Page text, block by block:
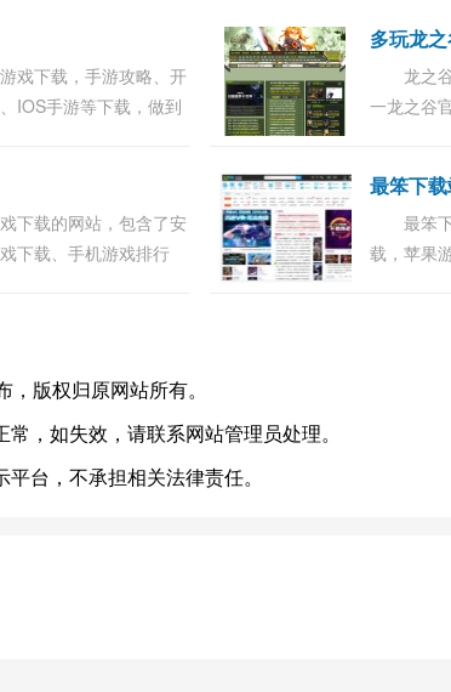
支、精准
戏下载，手游攻略、开
IOS手游等下载，做到
多玩龙
龙之
一龙之谷
游戏信...
下载的网站，包含了安
下载、手机游戏排行
最笨下
最笨
载，苹果
，版权归原网站所有。
，如失效，请联系网站管理员处理。
台，不承担相关法律责任。